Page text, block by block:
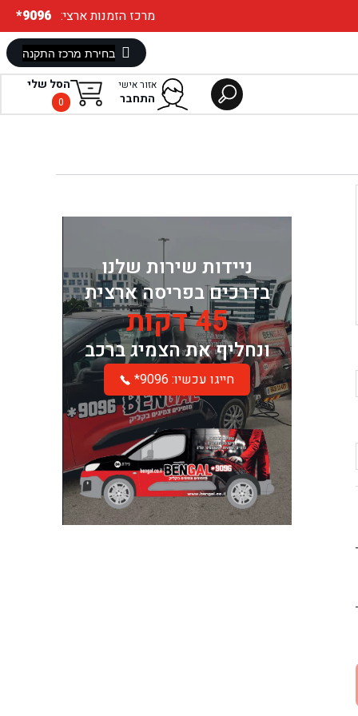
*9096 :מרכז הזמנות ארצי
הסל שלי
0
אזור אישי
התחבר
ניידות שירות שלנו
בדרכים בפריסה ארצית
45 דקות
ונחליף את הצמיג ברכב
*חייגו עכשיו: 9096